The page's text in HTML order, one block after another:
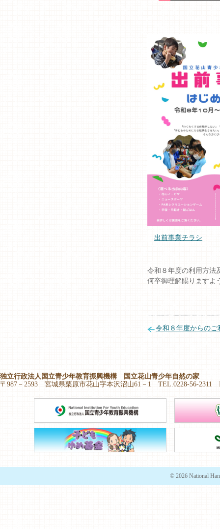
出前事業チラシ
令和８年度の利用方法
何卒御理解賜りますよ
令和８年度からのご
独立行政法人国立青少年教育振興機構 国立花山青少年自然の家
〒987－2593 宮城県栗原市花山字本沢沼山61－1 TEL.0228-56-2311
© 2026 National